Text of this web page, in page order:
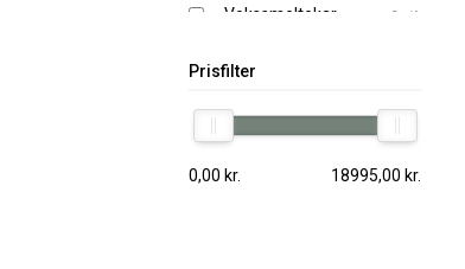
Vokssmeltekar 2 stk
Prisfilter
0,00 kr. 18995,00 kr.